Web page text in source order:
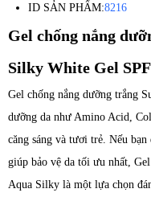
ID SẢN PHẨM:8216
Gel chống nắng
Silky White Gel
Gel chống nắng dưỡng trắng
dưỡng da như Amino Acid,
căng sáng và tươi trẻ. Nếu
giúp bảo vệ da tối ưu nhất,
Aqua Silky là một lựa chọn